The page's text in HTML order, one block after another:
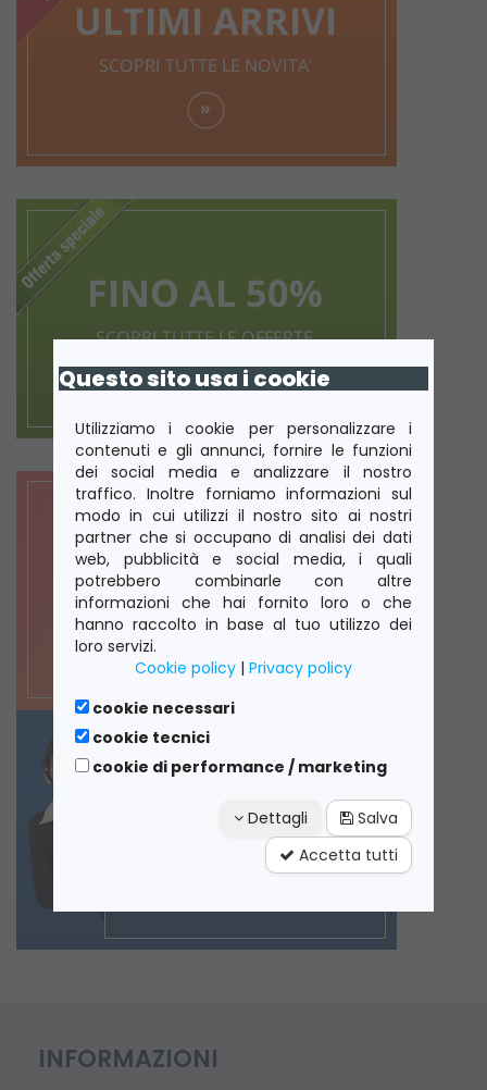
INFORMAZIONI
Questo sito usa i cookie
Utilizziamo i cookie per personalizzare i
contenuti e gli annunci, fornire le funzioni
dei social media e analizzare il nostro
traffico. Inoltre forniamo informazioni sul
modo in cui utilizzi il nostro sito ai nostri
partner che si occupano di analisi dei dati
web, pubblicità e social media, i quali
potrebbero combinarle con altre
informazioni che hai fornito loro o che
hanno raccolto in base al tuo utilizzo dei
loro servizi.
Cookie policy | Privacy policy
cookie necessari
cookie tecnici
cookie di performance / marketing
Dettagli
Salva
Accetta tutti